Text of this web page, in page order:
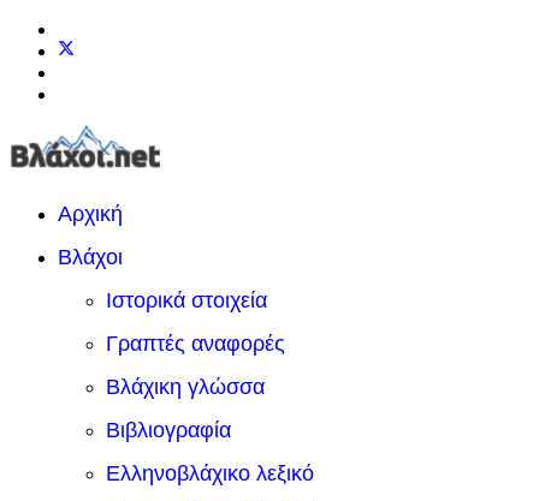
Αρχική
Βλάχοι
Ιστορικά στοιχεία
Γραπτές αναφορές
Βλάχικη γλώσσα
Βιβλιογραφία
Ελληνοβλάχικο λεξικό